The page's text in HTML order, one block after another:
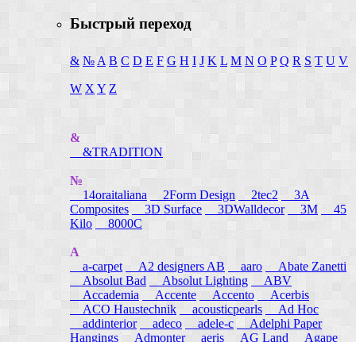
Быстрый переход
& № A B C D E F G H I J K L M N O P Q R S T U V
W X Y Z
&
&TRADITION
№
14oraitaliana
2Form Design 2tec2
3A
Composites
3D Surface 3DWalldecor 3M
45
Kilo
8000C
A
a-carpet
A2 designers AB aaro
Abate Zanetti
Absolut Bad
Absolut Lighting
ABV
Accademia
Accente Accento
Acerbis
ACO Haustechnik
acousticpearls
Ad Hoc
addinterior
adeco adele-c
Adelphi Paper
Hangings Admonter aeris AG Land Agape